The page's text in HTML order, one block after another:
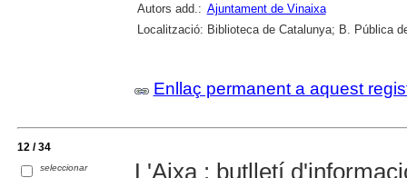
Autors add.: Ajuntament de Vinaixa
Localització: Biblioteca de Catalunya; B. Pública
Enllaç permanent a aquest
12 / 34
seleccionar L'Aixa : butlletí